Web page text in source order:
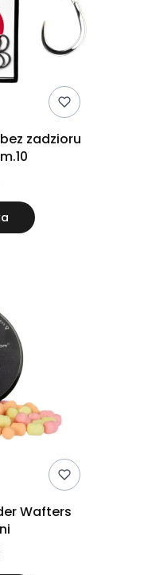
zadzioru
Wafters